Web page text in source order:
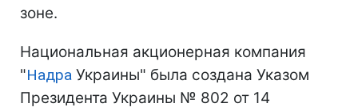
зоне.
Национальная акционерная компания
"Надра Украины" была создана Указом
Президента Украины № 802 от 14